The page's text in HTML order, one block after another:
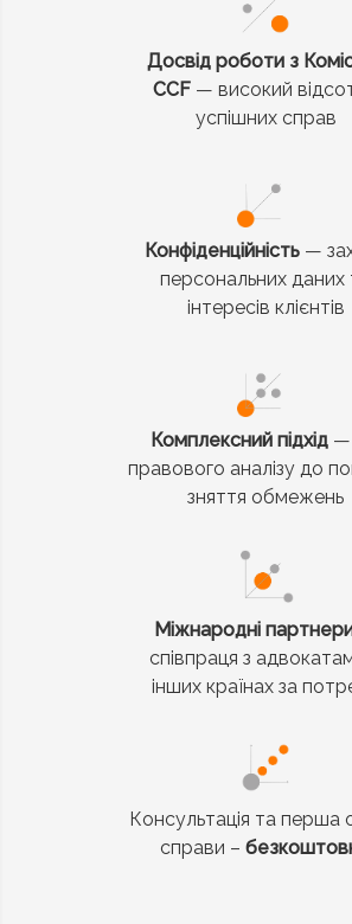
Досвід роботи з
CCF — високий
успішних справ
Конфіденційність—
персональних даних
інтересів клієнтів
Комплексний підхід—
правового аналізу до
зняття обмежень
Міжнародні
співпраця з
інших країнах за
Консультація та перша
справи –